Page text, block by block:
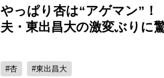
やっぱり杏は“アゲマン”
夫・東出昌大の激変ぶりに
杏 東出昌大